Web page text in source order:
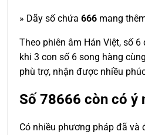
» Dãy số chứa 666 mang
Theo phiên âm Hán Việt, số
khi 3 con số 6 song hàng
phù trợ, nhận được nhiều
Số 78666 còn có ý
Có nhiều phương pháp đã và